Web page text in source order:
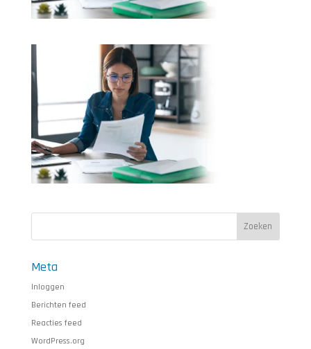
Meta
Inloggen
Berichten feed
Reacties feed
WordPress.org